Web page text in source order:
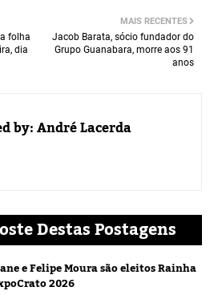
MAIS RECENTES
Jacob Barata, sócio fundador do
Grupo Guanabara, morre aos 91
anos
folha
dia
by:André Lacerda
Destas Postagens
e Felipe Moura são eleitos Rainha
2026